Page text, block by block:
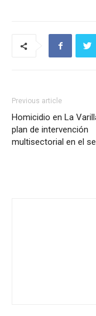
Previous article
Homicidio en La
plan de intervención
multisectorial en el